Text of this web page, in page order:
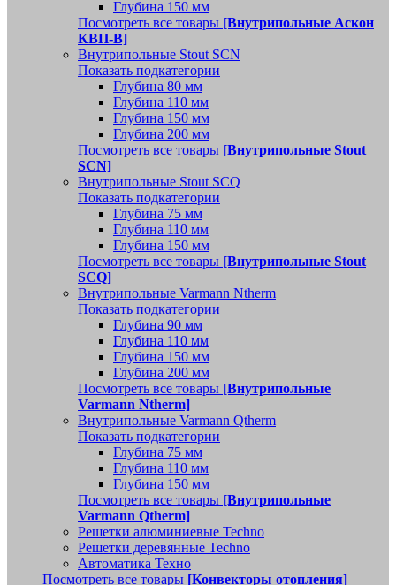
Глубина 150 мм
Посмотреть все товары [Внутрипольные Аскон
КВП-В]
Внутрипольные Stout SCN
Показать подкатегории
Глубина 80 мм
Глубина 110 мм
Глубина 150 мм
Глубина 200 мм
Посмотреть все товары [Внутрипольные Stout
SCN]
Внутрипольные Stout SCQ
Показать подкатегории
Глубина 75 мм
Глубина 110 мм
Глубина 150 мм
Посмотреть все товары [Внутрипольные Stout
SCQ]
Внутрипольные Varmann Ntherm
Показать подкатегории
Глубина 90 мм
Глубина 110 мм
Глубина 150 мм
Глубина 200 мм
Посмотреть все товары [Внутрипольные
Varmann Ntherm]
Внутрипольные Varmann Qtherm
Показать подкатегории
Глубина 75 мм
Глубина 110 мм
Глубина 150 мм
Посмотреть все товары [Внутрипольные
Varmann Qtherm]
Решетки алюминиевые Techno
Решетки деревянные Techno
Автоматика Техно
Посмотреть все товары [Конвекторы отопления]